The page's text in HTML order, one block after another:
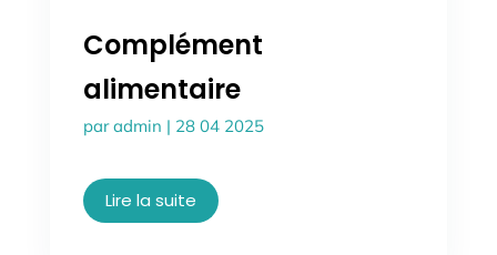
Complément
alimentaire
paradmin | 28 04 2025
Lire la suite